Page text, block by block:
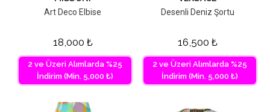
Art Deco Elbise
18,000 ₺
2 ve Üzeri Alımlarda %25
İndirim (Min. 5,000 ₺)
Desenli Deniz Şortu
16,500 ₺
2 ve Üzeri Alımlarda %25
İndirim (Min. 5,000 ₺)